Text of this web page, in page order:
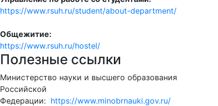
https://www.rsuh.ru/student/about-department/
Общежитие:
https://www.rsuh.ru/hostel/
Полезные ссылки
Министерство науки и высшего образования
Российской
Федерации: https://www.minobrnauki.gov.ru/